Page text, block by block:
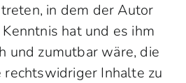
in dem der Autor
hat und es ihm
und zumutbar wäre, die
rechtswidriger Inhalte zu